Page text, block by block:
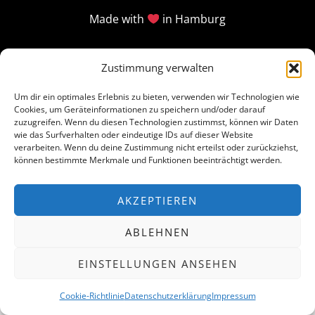
Zustimmung verwalten
Um dir ein optimales Erlebnis zu bieten, verwenden wir Technologien wie
Cookies, um Geräteinformationen zu speichern und/oder darauf
zuzugreifen. Wenn du diesen Technologien zustimmst, können wir Daten
wie das Surfverhalten oder eindeutige IDs auf dieser Website
verarbeiten. Wenn du deine Zustimmung nicht erteilst oder zurückziehst,
können bestimmte Merkmale und Funktionen beeinträchtigt werden.
AKZEPTIEREN
ABLEHNEN
EINSTELLUNGEN ANSEHEN
Cookie-RichtlinieDatenschutzerklärungImpressum
Made with in Hamburg